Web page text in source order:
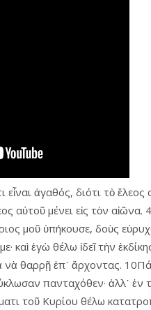
εἶναι ἀγαθός, διότι τὸ
αὐτοῦ μένει εἰς τὸν
μοῦ ὑπήκουσε, δοὺς
καὶ ἐγὼ θέλω ἰδεῖ τὴν
νὰ θαρρῇ ἐπ᾿ ἄρχοντας.
πανταχόθεν· ἀλλ᾿
τοῦ Κυρίου θέλω